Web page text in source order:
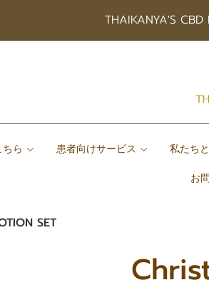
THAIKANYA'S CBD
ら 患者向けサービス 私たち
お
SET